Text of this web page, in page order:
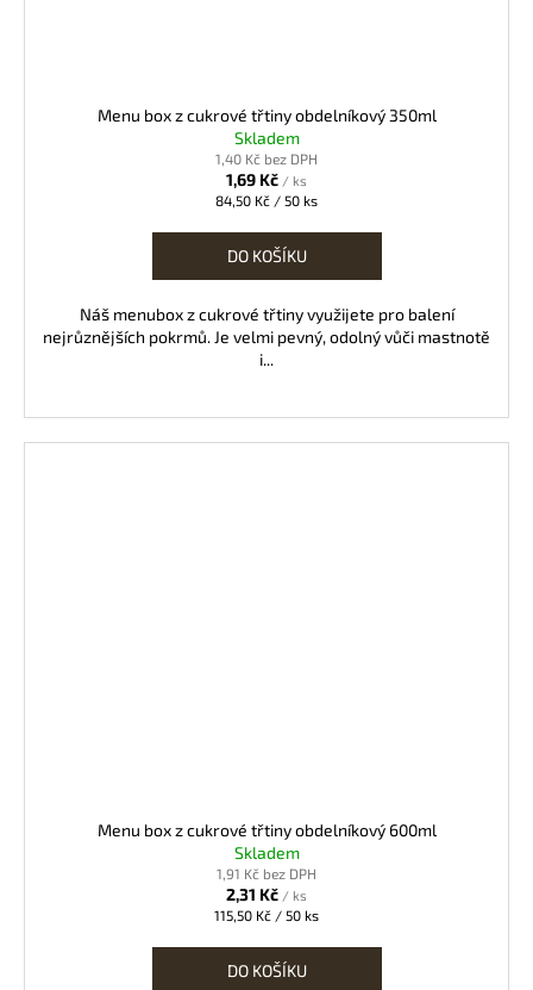
Menu box z cukrové třtiny obdelníkový 350ml
Skladem
1,40 Kč bez DPH
1,69 Kč / ks
Měrná
84,50 Kč / 50 ks
DO KOŠÍKU
Náš menubox z cukrové třtiny využijete pro balení
nejrůznějších pokrmů. Je velmi pevný, odolný vůči mastnotě
i...
Menu box z cukrové třtiny obdelníkový 600ml
Skladem
1,91 Kč bez DPH
2,31 Kč / ks
Měrná
115,50 Kč / 50 ks
DO KOŠÍKU